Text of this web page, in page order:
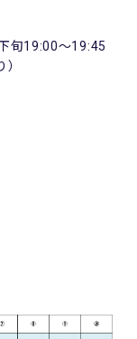
旬19:00～19:45